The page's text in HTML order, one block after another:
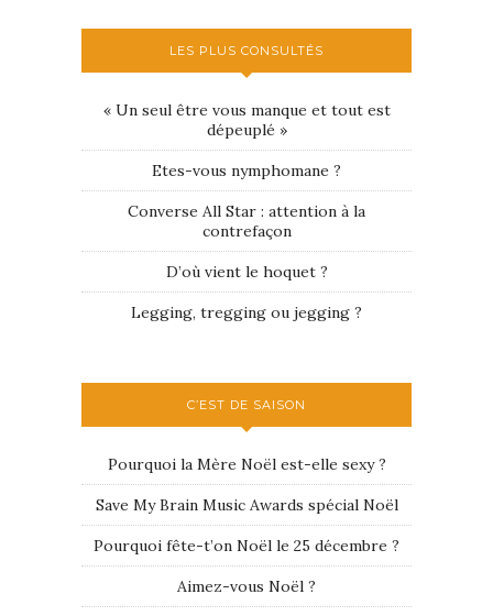
LES PLUS CONSULTÉS
« Un seul être vous manque et tout est
dépeuplé »
Etes-vous nymphomane ?
Converse All Star : attention à la
contrefaçon
D’où vient le hoquet ?
Legging, tregging ou jegging ?
C’EST DE SAISON
Pourquoi la Mère Noël est-elle sexy ?
Save My Brain Music Awards spécial Noël
Pourquoi fête-t’on Noël le 25 décembre ?
Aimez-vous Noël ?